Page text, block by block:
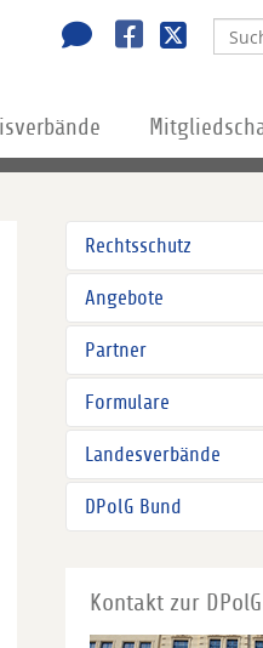
Rechtsschutz
Angebote
Partner
Formulare
Landesverbände
DPolG Bund
Kontakt zur